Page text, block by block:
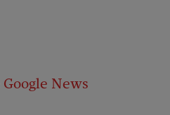
Google News